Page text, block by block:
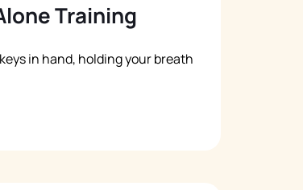
Training
in hand, holding your breath